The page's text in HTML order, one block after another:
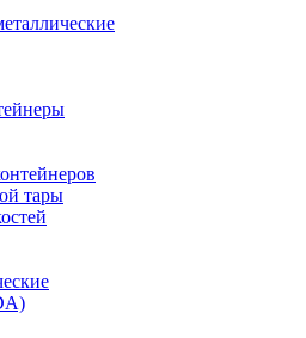
тары